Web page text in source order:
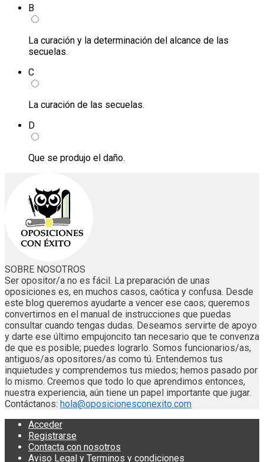
B
La curación y la determinación del alcance de las
secuelas.
C
La curación de las secuelas.
D
Que se produjo el daño.
SOBRE NOSOTROS
Ser opositor/a no es fácil. La preparación de unas
oposiciones es, en muchos casos, caótica y confusa. Desde
este blog queremos ayudarte a vencer ese caos; queremos
convertirnos en el manual de instrucciones que puedas
consultar cuando tengas dudas. Deseamos servirte de apoyo
y darte ese último empujoncito tan necesario que te convenza
de que es posible; puedes lograrlo. Somos funcionarios/as,
antiguos/as opositores/as como tú. Entendemos tus
inquietudes y comprendemos tus miedos; hemos pasado por
lo mismo. Creemos que todo lo que aprendimos entonces,
nuestra experiencia, aún tiene un papel importante que jugar.
Contáctanos: hola@oposicionesconexito.com
Acceder
Registrarse
Contacta con nosotros
Aviso Legal y Terminos y condiciones